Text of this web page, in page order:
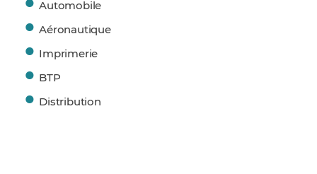
Automobile
Aéronautique
Imprimerie
BTP
Distribution